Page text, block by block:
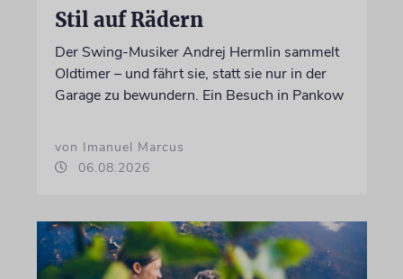
Stil auf Rädern
Der Swing-Musiker Andrej Hermlin sammelt
Oldtimer – und fährt sie, statt sie nur in der
Garage zu bewundern. Ein Besuch in Pankow
von Imanuel Marcus
06.08.2026